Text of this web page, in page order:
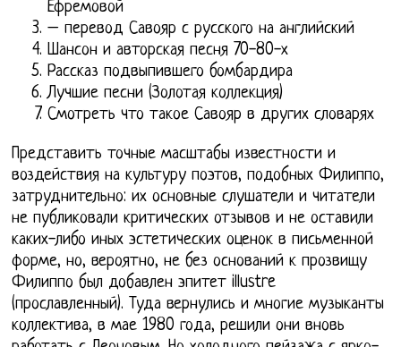
Ефремовой
– перевод Савояр с русского на английский
Шансон и авторская песня 70-80-х
Рассказ подвыпившего бомбардира
Лучшие песни (Золотая коллекция)
Смотреть что такое Савояр в других словарях
Представить точные масштабы известности и
воздействия на культуру поэтов, подобных Филиппо,
затруднительно: их основные слушатели и читатели
не публиковали критических отзывов и не оставили
каких-либо иных эстетических оценок в письменной
форме, но, вероятно, не без оснований к прозвищу
Филиппо был добавлен эпитет illustre
(прославленный). Туда вернулись и многие музыканты
коллектива, в мае 1980 года, решили они вновь